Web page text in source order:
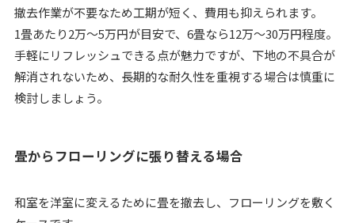
撤去作業が不要なため工期が短く、費用も抑えられます。
1畳あたり2万〜5万円が目安で、6畳なら12万〜30万円程度。
手軽にリフレッシュできる点が魅力ですが、下地の不具合が
解消されないため、長期的な耐久性を重視する場合は慎重に
検討しましょう。
畳からフローリングに張り替える場合
和室を洋室に変えるために畳を撤去し、フローリングを敷く